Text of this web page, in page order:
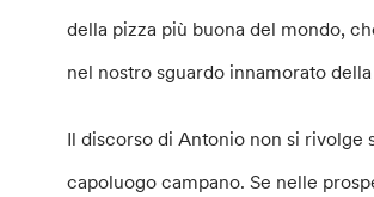
della pizza più buona del mondo,
nel nostro sguardo innamorato
Il discorso di Antonio non si rivolge
capoluogo campano. Se nelle